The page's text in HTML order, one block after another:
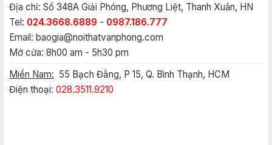
Địa chỉ: Số 348A Giải Phóng, Phương Liệt, Thanh Xuân, HN
Tel: 024.3668.6889 - 0987.186.777
Email: baogia@noithatvanphong.com
Mở cửa: 8h00 am - 5h30 pm
Miền Nam: 55 Bạch Đằng, P 15, Q. Bình Thạnh, HCM
Điện thoại: 028.3511.9210